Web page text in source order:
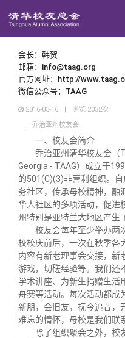
捐赠新
捐赠纪
捐赠方法
义工计
《清华
《水
我要订阅
新媒体
百年清华
清华人
清华故事
青春风
校友文
校友服务
终身学习
信息化
三创大
校友总会
总会简
会长致
关闭
会长：韩贺
邮箱：info@taag.org
官方网址：http://
微信公众号：TAAG
2016-03-16 | 浏览 2032次
|
乔治亚州校友会
一、校友会简介
乔治亚州清华校友会
Georgia - TAAG）成立于
的501(C)(3)非营利组织。
务社区，传承母校精神，融
华人社区的多项活动，促进
州特别是亚特兰大地区产生
校友会每年至少举办两
校校庆前后，一次在秋季各
内容有新老理事会交接，新
游戏，切磋经验等。我们还
学术讲座、为新生捐赠生活
舟赛等活动。每次活动都成
新朋，会旧友，抚今追昔，
难忘的情怀，母校是我们联
除了组织聚会之外，校